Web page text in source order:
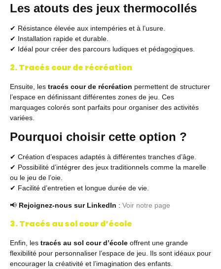
Les atouts des jeux thermocollés
✔ Résistance élevée aux intempéries et à l’usure.
✔ Installation rapide et durable.
✔ Idéal pour créer des parcours ludiques et pédagogiques.
2. Tracés cour de récréation
Ensuite, les tracés cour de récréation permettent de structurer
l’espace en définissant différentes zones de jeu. Ces
marquages colorés sont parfaits pour organiser des activités
variées.
Pourquoi choisir cette option ?
✔ Création d’espaces adaptés à différentes tranches d’âge.
✔ Possibilité d’intégrer des jeux traditionnels comme la marelle
ou le jeu de l’oie.
✔ Facilité d’entretien et longue durée de vie.
📢 Rejoignez-nous sur LinkedIn : Voir notre page
3. Tracés au sol cour d’école
Enfin, les tracés au sol cour d’école offrent une grande
flexibilité pour personnaliser l’espace de jeu. Ils sont idéaux pour
encourager la créativité et l’imagination des enfants.